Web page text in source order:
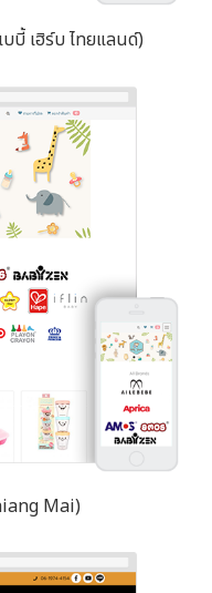
บี้ เฮิร์บ ไทยแลนด์)
Mai)